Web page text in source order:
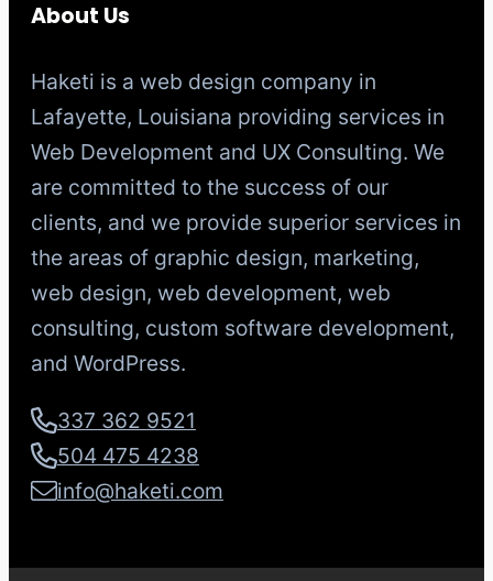
About Us
Haketi is a web design company in
Lafayette, Louisiana providing services in
Web Development and UX Consulting. We
are committed to the success of our
clients, and we provide superior services in
the areas of graphic design, marketing,
web design, web development, web
consulting, custom software development,
and WordPress.
337 362 9521
504 475 4238
info@haketi.com